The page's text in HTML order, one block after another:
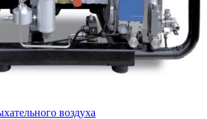
воздуха